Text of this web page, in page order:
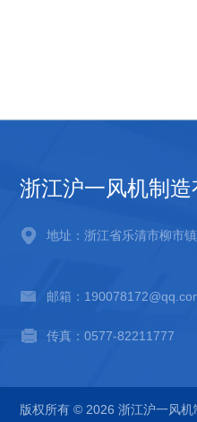
浙江沪一风机制造
地址：浙江省乐清市柳市
邮箱：
传真：0577-82211777
版权所有 © 2026 浙江沪一风